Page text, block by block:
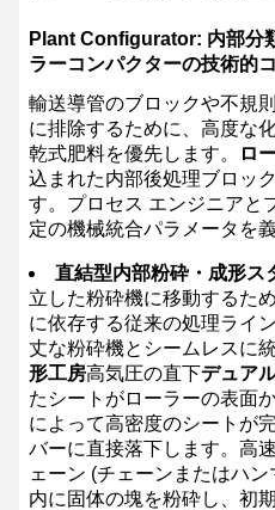
Plant Configurator: 内部分
ラーコンパクターの技術的
輸送導管のブロックや不規
に排除するために、高度な
乾式肥料を優先します。
ロ
込まれた内部後処理ブロッ
す。プロセス エンジニアと
定の機械統合パラメータを
直結型内部粉砕・成形ス
立した粉砕機に移動するた
に依存する従来の処理ライ
丈な粉砕機とシームレスに
形工房高気圧の直下デュア
たシートがローラーの表面
によって高密度のシートが
バーに直接落下します。高
ェーン (チェーンまたはハ
内に固体の塊を粉砕し、初